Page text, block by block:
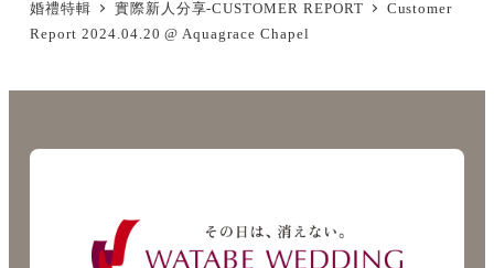
婚禮特輯
實際新人分享-CUSTOMER REPORT
Customer
Report 2024.04.20 @ Aquagrace Chapel